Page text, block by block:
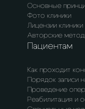
Основные
Фото клиники
Лицензии клиники
Авторские
Пациентам
Как проходит
Порядок записи
Проведение
Реабилитация и